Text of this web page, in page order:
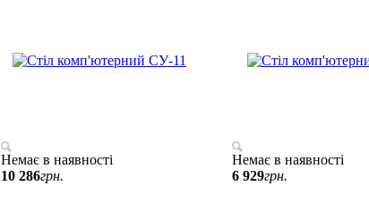
Немає в наявності
10 286грн.
Немає в наявності
6 929грн.